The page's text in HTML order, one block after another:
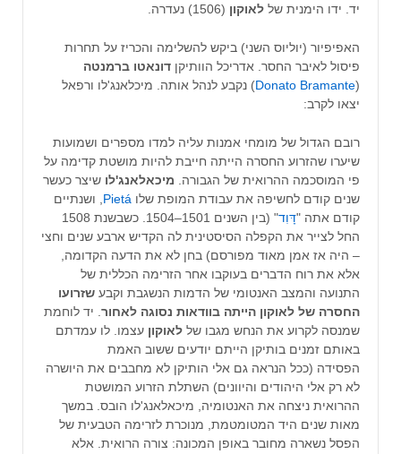
יד. ידו הימנית של לאוקון (1506) נעדרה.
האפיפיור (יוליוס השני) ביקש להשלימה והכריז על תחרות
פיסול לאיבר החסר. אדריכל הוותיקן דונאטו ברמנטה
(
Donato Bramante) נקבע לנהל אותה. מיכלאנג'לו ורפאל
יצאו לקרב:
רובם הגדול של מומחי אמנות עליה למדו מספרים ושמועות
שיערו שהזרוע החסרה הייתה חייבת להיות מושטת קדימה על
פי המוסכמה ההרואית של הגבורה. מיכאלאנג'לו שיצר כעשר
שנים קודם לחשיפה את עבודת המופת שלו Pietá, ושנתיים
קודם אתה "דָּוִד
" (בין השנים 1501–1504. כשבשנת 1508
החל לצייר את הקפלה הסיסטינית לה הקדיש ארבע שנים וחצי
– היה אז אמן מאוד מפורסם) בחן לא את הדעה הקדומה,
אלא את רוח הדברים בעוקבו אחר הזרימה הכללית של
התנועה והמצב האנטומי של הדמות הנשגבת וקבע שזרועו
החסרה של לאוקון הייתה בוודאות נסוגה לאחור. יד לוחמת
שמנסה לקרוע את הנחש מגבו של לאוקון עצמו. לו עמדתם
באותם זמנים בותיקן הייתם יודעים ששוב האמת
הפסידה (ככל הנראה גם אלי הותיקן לא מחבבים את היושרה
לא רק אלי היהודים והיוונים) השתלת הזרוע המושטת
ההרואית ניצחה את האנטומיה, מיכאלאנג'לו הובס. במשך
מאות שנים היד המטומטמת, מנוכרת לזרימה הטבעית של
הפסל נשארה מחובר באופן המכונה: צורה הרואית. אלא